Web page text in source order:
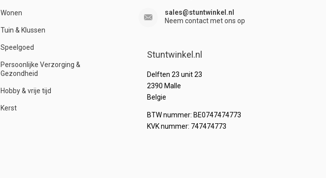
Wonen
Tuin & Klussen
Speelgoed
Persoonlijke Verzorging &
Gezondheid
Hobby & vrije tijd
Kerst
sales@stuntwinkel.nl
Neem contact met ons op
Stuntwinkel.nl
Delften 23 unit 23
2390 Malle
Belgie
BTW nummer: BE0747474773
KVK nummer: 747474773